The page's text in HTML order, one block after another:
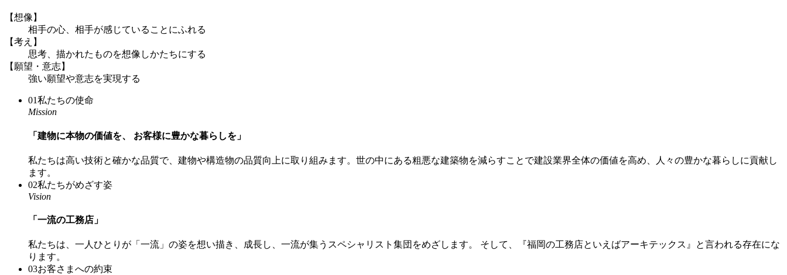
【想像】
相手の心、相手が感じていることにふれる
【考え】
思考、描かれたものを想像しかたちにする
【願望・意志】
強い願望や意志を実現する
01私たちの使命
Mission
「建物に本物の価値を、 お客様に豊かな暮らしを」
私たちは高い技術と確かな品質で、建物や構造物の品質向上に取り組みます。世の中にある粗悪な建築物を減らすことで建設業界全体の価値を高め、人々の豊かな暮らしに貢献し
ます。
02私たちがめざす姿
Vision
「一流の工務店」
私たちは、一人ひとりが「一流」の姿を想い描き、成長し、一流が集うスペシャリスト集団をめざします。 そして、『福岡の工務店といえばアーキテックス』と言われる存在にな
ります。
03お客さまへの約束